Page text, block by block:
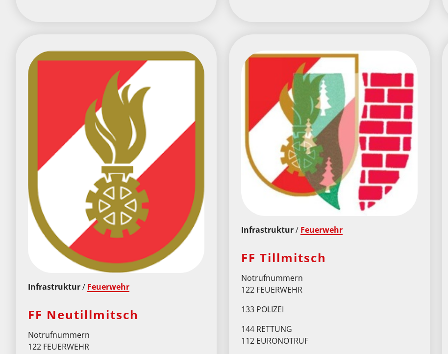
Infrastruktur/ Feuerwehr
FF Neutillmitsch
Notrufnummern
122 FEUERWEHR
Infrastruktur/ Feuerwehr
FF Tillmitsch
Notrufnummern
122 FEUERWEHR
133 POLIZEI
144 RETTUNG
112 EURONOTRUF